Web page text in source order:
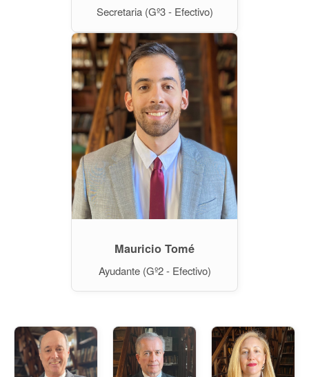
Secretaria (Gº3 - Efectivo)
Mauricio Tomé
Ayudante (Gº2 - Efectivo)